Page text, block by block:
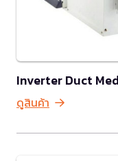
Inverter Duct
ดูสินค้า